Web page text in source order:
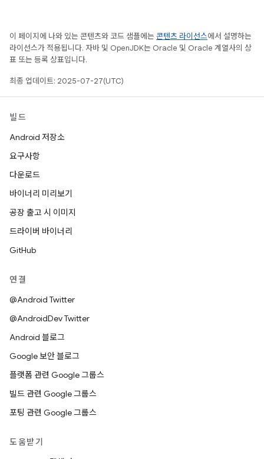
이 페이지에 나와 있는 콘텐츠와 코드 샘플에는 콘텐츠 라이선스에서 설명하는
라이선스가 적용됩니다. 자바 및 OpenJDK는 Oracle 및 Oracle 계열사의 상
표 또는 등록 상표입니다.
최종 업데이트: 2025-07-27(UTC)
빌드
Android 저장소
요구사항
다운로드
바이너리 미리보기
공장 출고 시 이미지
드라이버 바이너리
GitHub
연결
@Android Twitter
@AndroidDev Twitter
Android 블로그
Google 보안 블로그
플랫폼 관련 Google 그룹스
빌드 관련 Google 그룹스
포팅 관련 Google 그룹스
도움받기